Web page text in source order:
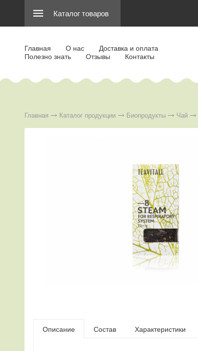
Каталог товаров
Главная О нас
Доставка и оплата
Полезно знать
Отзывы Контакты
Главная Каталог продукции Биопродукты Чай
Описание Состав Характеристики